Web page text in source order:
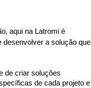
aqui na Latromi é
desenvolver a solução que
de criar soluções
de cada projeto e